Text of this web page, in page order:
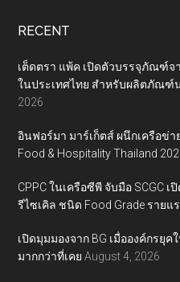
RECENT
เต็ดตรา แพ้ค เปิดตัวบรรจุภัณฑ์
ในประเทศไทย สำหรับผลิตภัณฑ์
2026
อินฟอร์มา มาร์เก็ตส์ ผนึกเครือข่
Food & Hospitality Thailand
CPPC ในเครือซีพี จับมือ SCGC
รีไซเคิล ชนิด Food Grade รายแ
เปิดมุมมองจาก BG เมื่อองค์กรยุค
มากกว่าที่เคย August 4, 2026